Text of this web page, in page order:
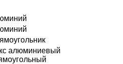
алюминиевый